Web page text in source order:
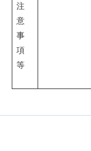
注
意
事
項
等